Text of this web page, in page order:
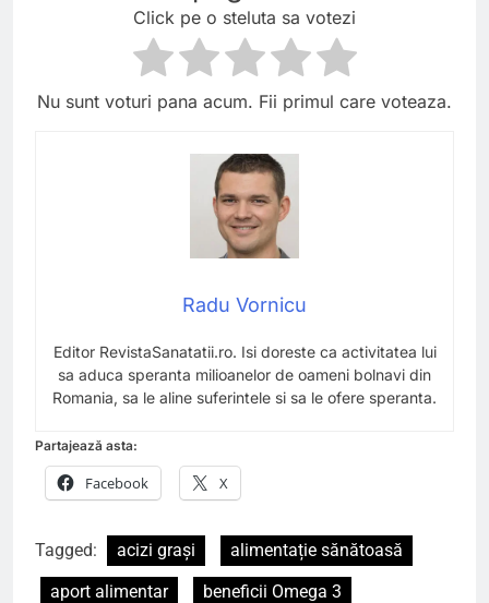
Click pe o steluta sa votezi
Nu sunt voturi pana acum. Fii primul care voteaza.
Radu Vornicu
Editor RevistaSanatatii.ro. Isi doreste ca activitatea lui
sa aduca speranta milioanelor de oameni bolnavi din
Romania, sa le aline suferintele si sa le ofere speranta.
Partajează asta:
Facebook X
Tagged: acizi grași
alimentație sănătoasă
aport alimentar
beneficii Omega 3